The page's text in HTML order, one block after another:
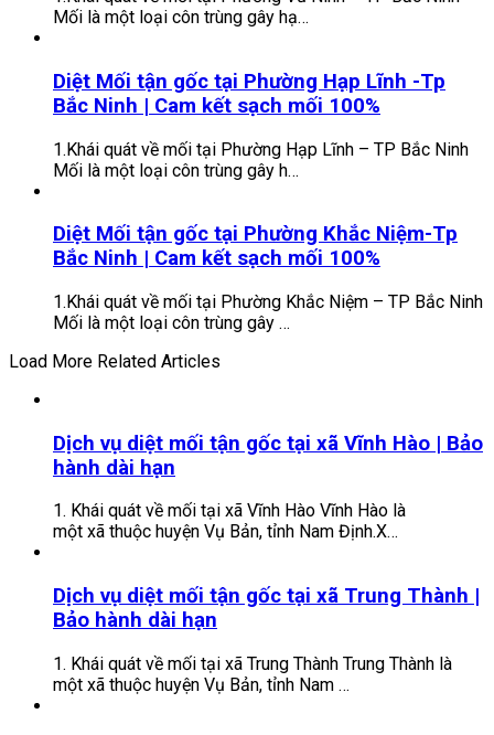
Mối là một loại côn trùng gây hạ…
Diệt Mối tận gốc tại Phường Hạp Lĩnh -Tp
Bắc Ninh | Cam kết sạch mối 100%
1.Khái quát về mối tại Phường Hạp Lĩnh – TP Bắc Ninh
Mối là một loại côn trùng gây h…
Diệt Mối tận gốc tại Phường Khắc Niệm-Tp
Bắc Ninh | Cam kết sạch mối 100%
1.Khái quát về mối tại Phường Khắc Niệm – TP Bắc Ninh
Mối là một loại côn trùng gây …
Load More Related Articles
Dịch vụ diệt mối tận gốc tại xã Vĩnh Hào | Bảo
hành dài hạn
1. Khái quát về mối tại xã Vĩnh Hào Vĩnh Hào là
một xã thuộc huyện Vụ Bản, tỉnh Nam Định.X…
Dịch vụ diệt mối tận gốc tại xã Trung Thành |
Bảo hành dài hạn
1. Khái quát về mối tại xã Trung Thành Trung Thành là
một xã thuộc huyện Vụ Bản, tỉnh Nam …